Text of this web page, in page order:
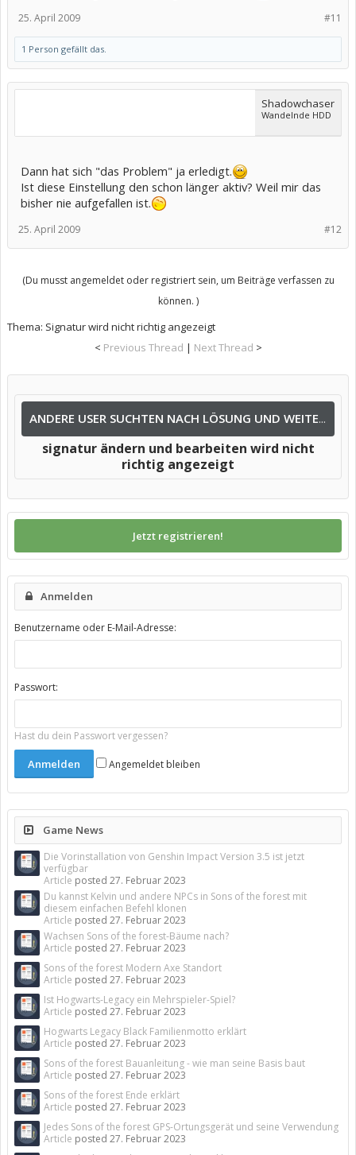
#11
25. April 2009
1 Person gefällt das.
Shadowchaser
Wandelnde HDD
Dann hat sich "das Problem" ja erledigt.
Ist diese Einstellung den schon länger aktiv? Weil mir das
bisher nie aufgefallen ist.
#12
25. April 2009
(Du musst angemeldet oder registriert sein, um Beiträge verfassen zu
können. )
Thema: Signatur wird nicht richtig angezeigt
< Previous Thread | Next Thread >
ANDERE USER SUCHTEN NACH LÖSUNG UND WEITEREN INFOS NACH:
signatur ändern und bearbeiten wird nicht
richtig angezeigt
Jetzt registrieren!
Anmelden
Benutzername oder E-Mail-Adresse:
Passwort:
Hast du dein Passwort vergessen?
Angemeldet bleiben
Game News
Die Vorinstallation von Genshin Impact Version 3.5 ist jetzt
verfügbar
Article posted 27. Februar 2023
Du kannst Kelvin und andere NPCs in Sons of the forest mit
diesem einfachen Befehl klonen
Article posted 27. Februar 2023
Wachsen Sons of the forest-Bäume nach?
Article posted 27. Februar 2023
Sons of the forest Modern Axe Standort
Article posted 27. Februar 2023
Ist Hogwarts-Legacy ein Mehrspieler-Spiel?
Article posted 27. Februar 2023
Hogwarts Legacy Black Familienmotto erklärt
Article posted 27. Februar 2023
Sons of the forest Bauanleitung - wie man seine Basis baut
Article posted 27. Februar 2023
Sons of the forest Ende erklärt
Article posted 27. Februar 2023
Jedes Sons of the forest GPS-Ortungsgerät und seine Verwendung
Article posted 27. Februar 2023